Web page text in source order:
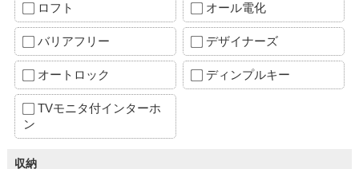
ロフト オール電化
バリアフリー デザイナーズ
オートロック ディンプルキー
TVモニタ付インターホ
ン
収納